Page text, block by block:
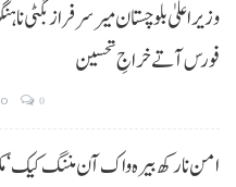
فورس آتے خراجِ تحسین
0
امن نا رکھ بیرہ واک آن مننگ کیک‘